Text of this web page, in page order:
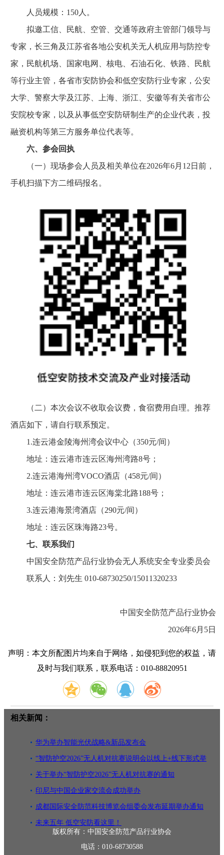
人员规模：150人。
拟邀工信、民航、空管、交通等政府主管部门领导与
专家，长三角及江苏省各地公安机关无人机应用与防控专
家，民航机场、国家电网、核电、石油石化、铁路、民航
等行业主管，各省市安防协会和低空安防行业专家，公安
大学、警察大学及江苏、上海、浙江、安徽等有关省市公
安院校专家，以及从事低空安防研制生产的企业代表，投
融资机构等第三方服务单位代表等。
六、参会回执
（一）现场参会人员及相关单位在2026年6月12日前，
手机扫描下方二维码报名。
（二）本次会议不收取会议费，食宿费用自理。推荐
酒店如下，请自行联系预定。
1.连云港金陵海州湾会议中心（350元/间）
地址：连云港市连云区海州湾路8号；
2.连云港海州湾VOCO酒店（458元/间）
地址：连云港市连云区海棠北路188号；
3.连云港海景湾酒店（290元/间）
地址：连云区珠海路23号。
七、联系我们
中国安全防范产品行业协会无人系统安全专业委员会
联系人：刘先生 010-68730250/15011320233
中国安全防范产品行业协会
2026年6月5日
声明：本文所配图片均来自于网络，如侵犯到您的权益，请
及时与我们联系，联系电话：010-88820951
相关新闻：
华为举办智能光伏战略&新品发布会
“智防护空2026”无人机对抗赛说明会以线上+线下形式举
办
关于举办“智防护空2026”无人机对抗赛的通知
印尼与中国企业家交流会成功举办
成都国际安全防范科技博览会组委会发布延期举办通知
未来五年 低空安防看这里！
版权所有：中国安全防范产品行业协会
电话：010-68730588